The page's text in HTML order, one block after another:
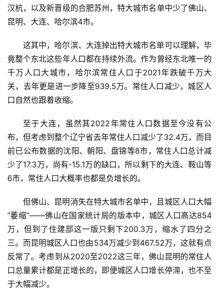
汉杭，以及新晋级的合肥苏州，特大城市名单中少了佛山、
昆明、大连、哈尔滨4市。
这其中，哈尔滨、大连掉出特大城市名单可以理解，毕
竟整个东北这些年人口都在持续外流。作为曾经东北唯一的
千万人口大城市，哈尔滨常住人口于2021年跌破千万大
关，去年更是进一步降至939.5万。常住人口减少，城区人
口自然也跟着收缩。
至于大连，虽然其2022年常住人口数据至今没有公
布，但考虑到整个辽宁省去年常住人口减少了32.4万，而目
前已公布数据的沈阳、朝阳、盘锦等8市，常住人口总计减
少了17.3万，尚有-15.1万的缺口，所以剩下的大连、鞍山等
6市，常住人口大概率也都是负增长的。
但佛山、昆明消失在特大城市名单中，且城区人口大幅
“萎缩”——佛山在国家统计局的版本中，城区人口高达854
万，但到了住建部这一版只剩下200.3万，缩水了四分之
三。而昆明城区人口也由534万减少到467.52万，这就有点
反常了。考虑到从2020至2022这三年，佛山昆明的常住人
口总量累计都是正增长的，即便城区人口增长停滞，也不至
于大幅减少。